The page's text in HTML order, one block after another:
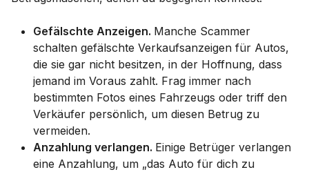
Gefälschte Anzeigen. Manche Scammer
schalten gefälschte Verkaufsanzeigen für Autos,
die sie gar nicht besitzen, in der Hoffnung, dass
jemand im Voraus zahlt. Frag immer nach
bestimmten Fotos eines Fahrzeugs oder triff den
Verkäufer persönlich, um diesen Betrug zu
vermeiden.
Anzahlung verlangen. Einige Betrüger verlangen
eine Anzahlung, um „das Auto für dich zu